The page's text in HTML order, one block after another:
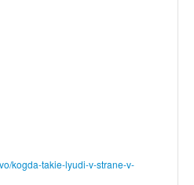
kogda-takie-lyudi-v-strane-v-